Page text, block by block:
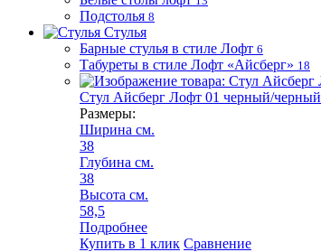
Подстолья 8
Стулья
Барные стулья в стиле Лофт 6
Табуреты в стиле Лофт «Айсберг» 18
Стул Айсберг Лофт 01 черный/черный
Размеры:
Ширина см.
38
Глубина см.
38
Высота см.
58,5
Подробнее
Купить в 1 клик Сравнение